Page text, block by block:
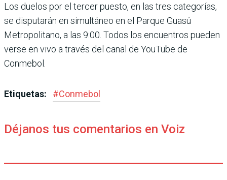
Los duelos por el tercer puesto, en las tres categorías,
se disputarán en simultáneo en el Parque Guasú
Metropo­litano, a las 9:00. Todos los encuentros pueden
verse en vivo a través del canal de You­Tube de
Conmebol.
Etiquetas: #Conmebol
Déjanos tus comentarios en Voiz